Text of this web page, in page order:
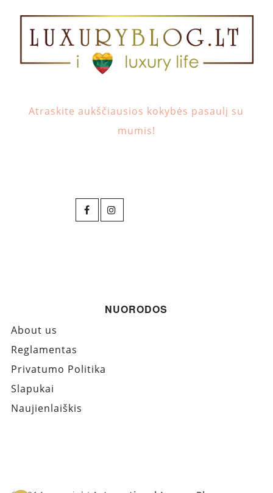
Atraskite aukščiausios kokybės pasaulį su
mumis!
NUORODOS
About us
Reglamentas
Privatumo Politika
Slapukai
Naujienlaiškis